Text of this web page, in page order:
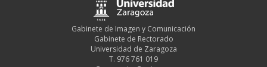
Gabinete de Imagen y Comunicación
Gabinete de Rectorado
Universidad de Zaragoza
T. 976 761 019